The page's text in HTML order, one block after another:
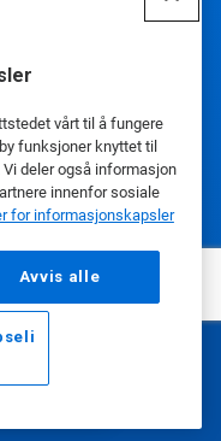
vårt til å fungere
funksjoner knyttet til
deler også informasjon
innenfor sosiale
for informasjonskapsler
Avvis alle
Ring